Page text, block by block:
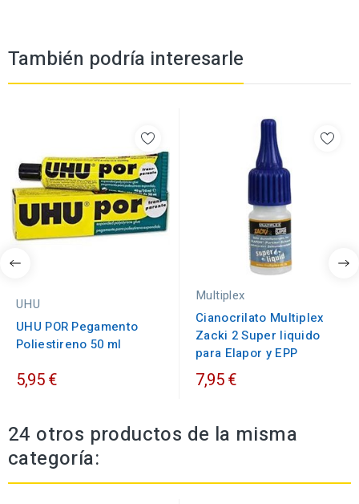
También podría interesarle
UHU
UHU POR Pegamento
Poliestireno 50 ml
5,95 €
Multiplex
Cianocrilato Multiplex
Zacki 2 Super liquido
para Elapor y EPP
7,95 €
24 otros productos de la misma
categoría: